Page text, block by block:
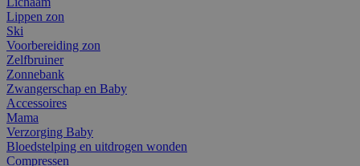
Lippen zon
Ski
Voorbereiding zon
Zelfbruiner
Zonnebank
Zwangerschap en Baby
Accessoires
Mama
Verzorging Baby
Bloedstelping en uitdrogen wonden
Compressen